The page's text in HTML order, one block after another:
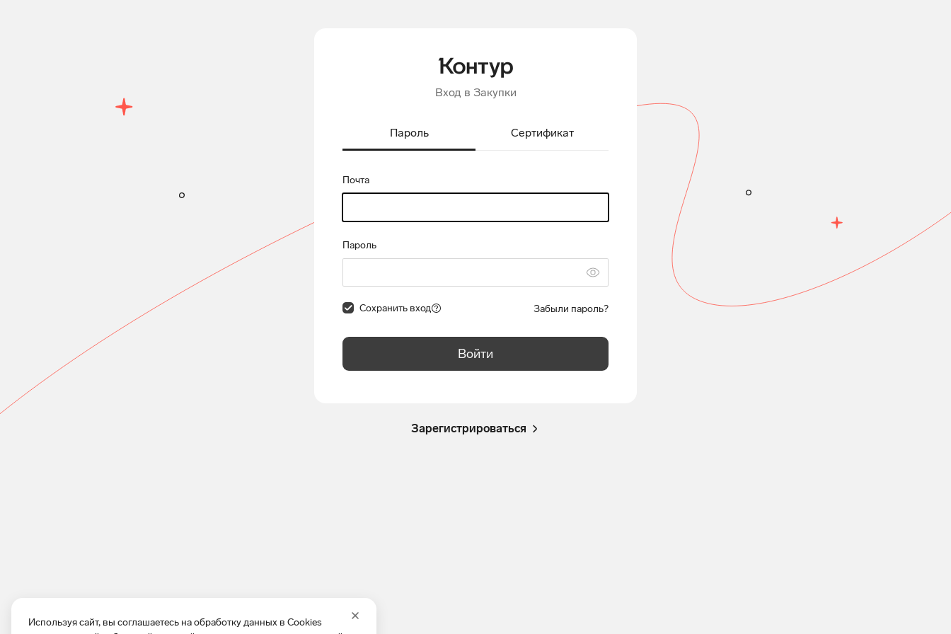
Используя сайт, вы соглашаетесь на обработку данных в Cookies
Вход в Закупки
Пароль Сертификат
Почта
Пароль
Сохранить вход Забыли пароль?
Войти
Зарегистрироваться